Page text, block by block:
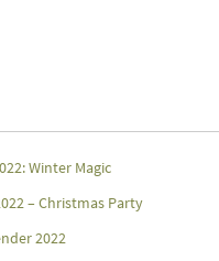
Winter Magic
– Christmas Party
2022